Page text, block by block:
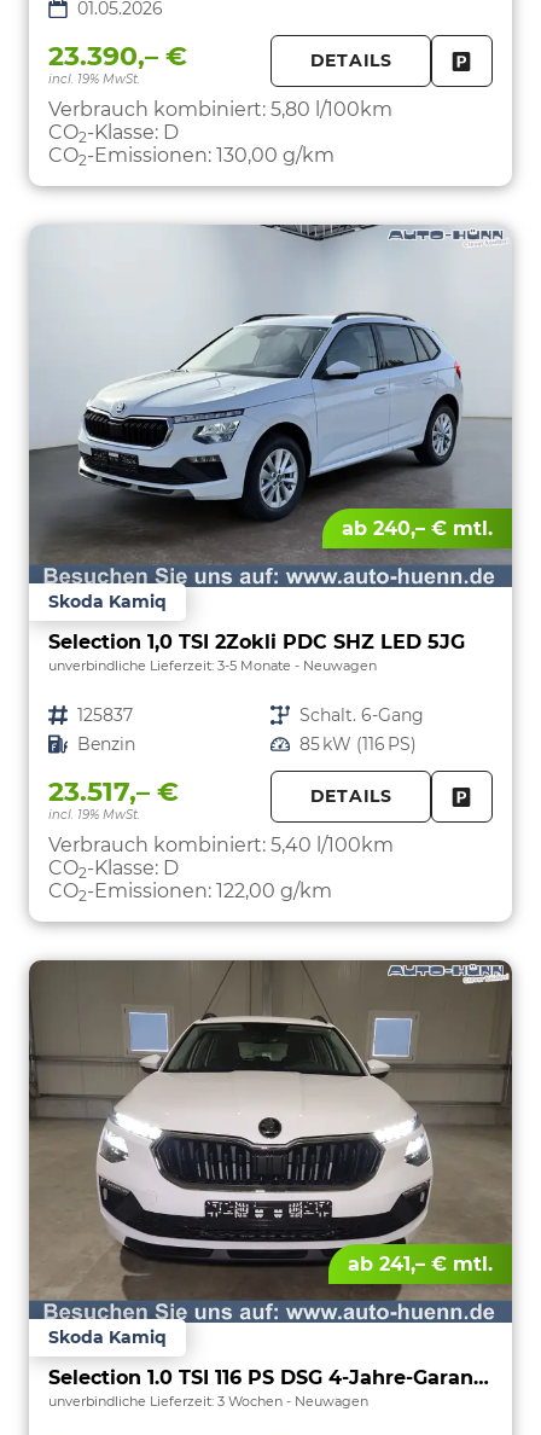
01.05.2026
23.390,– €
incl. 19% MwSt.
DETAILS
Verbrauch kombiniert: 5,80 l/100km
CO2-Klasse: D
CO2-Emissionen: 130,00 g/km
ab 240,– € mtl.
Skoda Kamiq
Selection 1,0 TSI 2Zokli PDC SHZ LED 5JG
unverbindliche Lieferzeit: 3-5 Monate Neuwagen
Fahrzeugnr. 125837 Getriebe Schalt. 6-Gang
Kraftstoff Benzin Leistung 85 kW (116 PS)
23.517,– €
incl. 19% MwSt.
DETAILS
Verbrauch kombiniert: 5,40 l/100km
CO2-Klasse: D
CO2-Emissionen: 122,00 g/km
ab 241,– € mtl.
Skoda Kamiq
Selection 1.0 TSI 116 PS DSG 4-Jahre-Garantie--Kessy-16" Alu-2-Zonen-Climatronic-Tempomat-LED-AppleCarPlay-AndroidAuto-Rückfahrkamera-2xPDC
unverbindliche Lieferzeit: 3 Wochen Neuwagen